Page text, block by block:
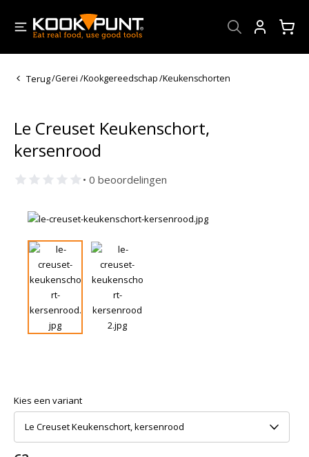
Terug/Gerei /Kookgereedschap/Keukenschorten
Le Creuset Keukenschort,
kersenrood
• 0 beoordelingen
Kies een variant
Le Creuset Keukenschort, kersenrood